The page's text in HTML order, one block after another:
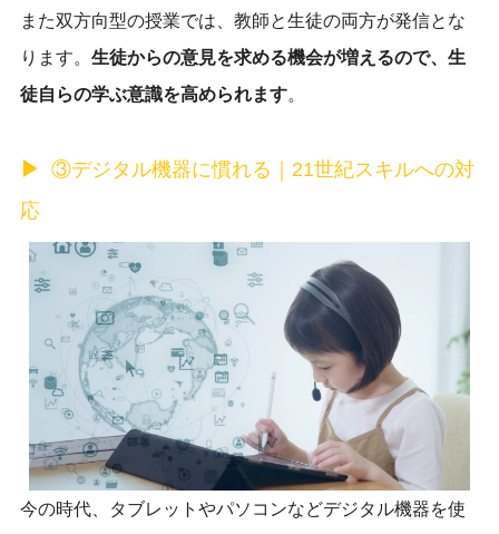
また双方向型の授業では、教師と生徒の両方が発信とな
ります。 生徒からの意見を求める機会が増えるので、生
徒自らの学ぶ意識を高められます。
③デジタル機器に慣れる｜21世紀スキルへの対
応
今の時代、タブレットやパソコンなどデジタル機器を使